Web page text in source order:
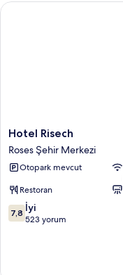
Hotel
Risech
Roses
Şehir
Hotel Risech
Roses Şehir Merkezi
Otopark mevcut
Restoran
10
üzerinden
7,8 İyi
523 yorum
Hotel Risech